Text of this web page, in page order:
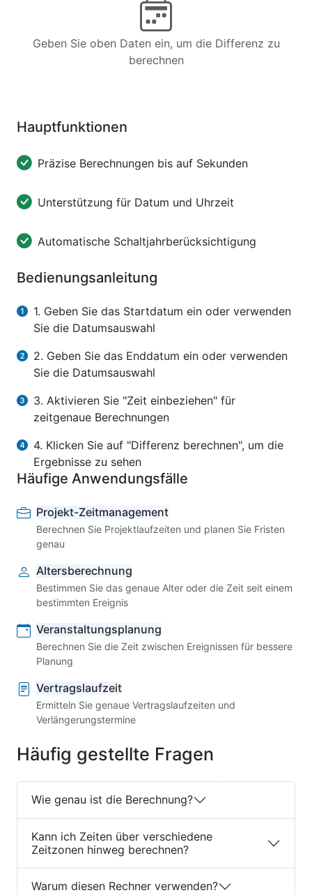
Geben Sie oben Daten ein, um die Differenz zu
berechnen
Hauptfunktionen
Präzise Berechnungen bis auf Sekunden
Unterstützung für Datum und Uhrzeit
Automatische Schaltjahrberücksichtigung
Bedienungsanleitung
1. Geben Sie das Startdatum ein oder verwenden
Sie die Datumsauswahl
2. Geben Sie das Enddatum ein oder verwenden
Sie die Datumsauswahl
3. Aktivieren Sie "Zeit einbeziehen" für
zeitgenaue Berechnungen
4. Klicken Sie auf "Differenz berechnen", um die
Ergebnisse zu sehen
Häufige Anwendungsfälle
Projekt-Zeitmanagement
Berechnen Sie Projektlaufzeiten und planen Sie Fristen
genau
Altersberechnung
Bestimmen Sie das genaue Alter oder die Zeit seit einem
bestimmten Ereignis
Veranstaltungsplanung
Berechnen Sie die Zeit zwischen Ereignissen für bessere
Planung
Vertragslaufzeit
Ermitteln Sie genaue Vertragslaufzeiten und
Verlängerungstermine
Häufig gestellte Fragen
Wie genau ist die Berechnung?
Kann ich Zeiten über verschiedene
Zeitzonen hinweg berechnen?
Warum diesen Rechner verwenden?